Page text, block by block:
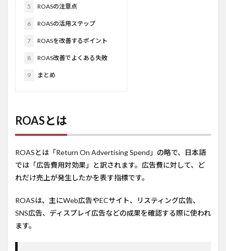
5 ROASの注意点
6 ROASの活用ステップ
7 ROASを改善するポイント
8 ROAS改善でよくある失敗
9 まとめ
ROASとは
ROASとは「Return On Advertising Spend」の略で、日本語
では「広告費用対効果」と訳されます。広告費に対して、ど
れだけ売上が発生したかを表す指標です。
ROASは、主にWeb広告やECサイト、リスティング広告、
SNS広告、ディスプレイ広告などの成果を確認する際に使われ
ます。